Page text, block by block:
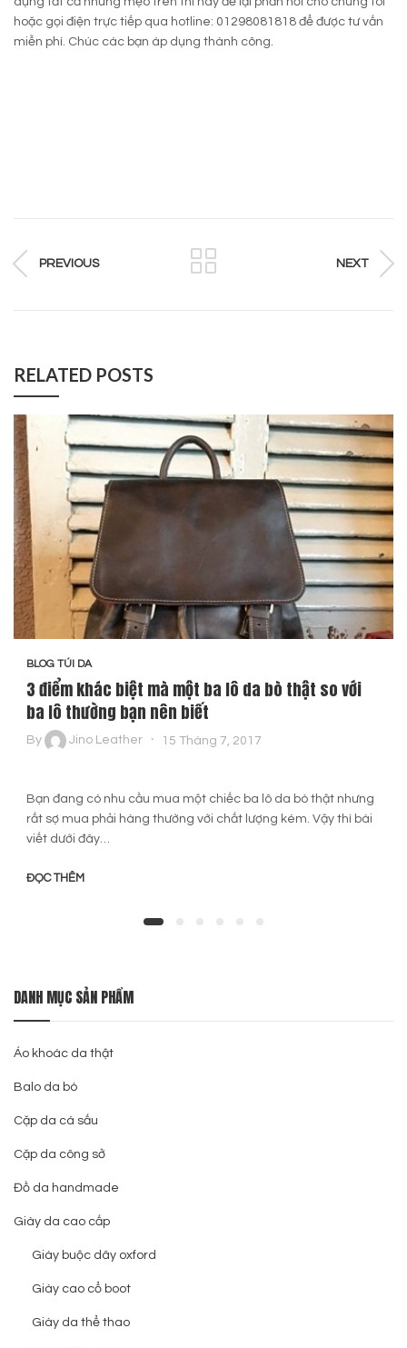
hoặc gọi điện trực tiếp qua hotline: 01298081818 để được tư vấn
miễn phí. Chúc các bạn áp dụng thành công.
PREVIOUS NEXT
RELATED POSTS
BLOG TÚI DA
3 điểm khác biệt mà một ba lô da bò thật so với
ba lô thường bạn nên biết
By Jino Leather 15 Tháng 7, 2017
Bạn đang có nhu cầu mua một chiếc ba lô da bò thật nhưng
rất sợ mua phải hàng thường với chất lượng kém. Vậy thì bài
viết dưới đây…
ĐỌC THÊM
DANH MỤC SẢN PHẨM
Áo khoác da thật
Balo da bò
Cặp da cá sấu
Cặp da công sở
Đồ da handmade
Giày da cao cấp
Giày buộc dây oxford
Giày cao cổ boot
Giày da thể thao